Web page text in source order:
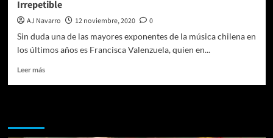
Irrepetible
AJ Navarro 12 noviembre, 2020
0
Sin duda una de las mayores exponentes de la música chilena en
los últimos años es Francisca Valenzuela, quien en...
Leer másLeer
mostró